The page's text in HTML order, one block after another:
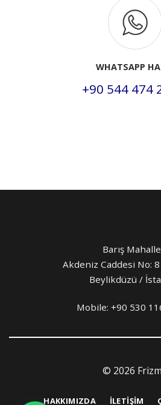
WHATSAPP
+90 544 474
Barış
Akdeniz Caddesi No: 8
Beylikdüzü /
Mobile: +90 530
© 2026
HAKKIMIZDA İLETIŞIM